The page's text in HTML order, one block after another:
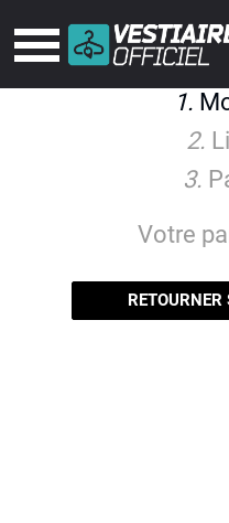
1.
2.
3.
Votre